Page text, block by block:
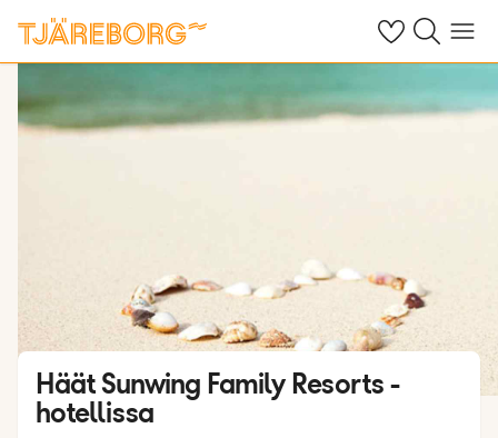
OmatHaku Valikko
Häät Sunwing Family Resorts -
hotellissa